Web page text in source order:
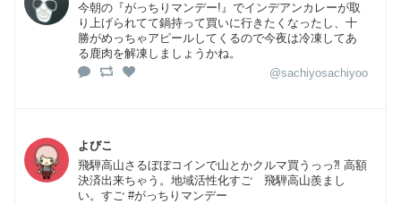
今朝の『がっちりマンデー!』でインデアンカレーが取
り上げられてて鍋持って買いに行きたくなったし、十
勝がめっちゃアピールしてくるので今夜は冷凍してあ
る鹿肉を解凍しましょうかね。
@sachiyosachiyoo
よびこ
飛騨高山さるぼぼコインで山とかクルマ買うっっ⁈ 高額
決済出来ちゃう。地域活性化すご 飛騨高山羨まし
い。すご #がっちりマンデー